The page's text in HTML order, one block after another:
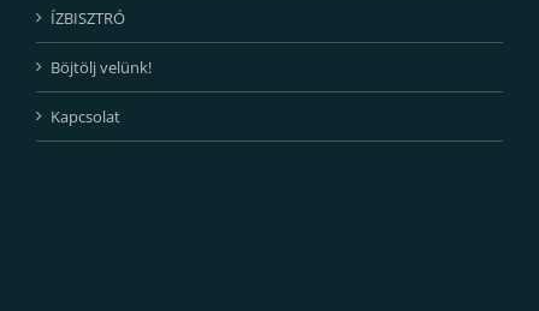
ÍZBISZTRÓ
Böjtölj velünk!
Kapcsolat